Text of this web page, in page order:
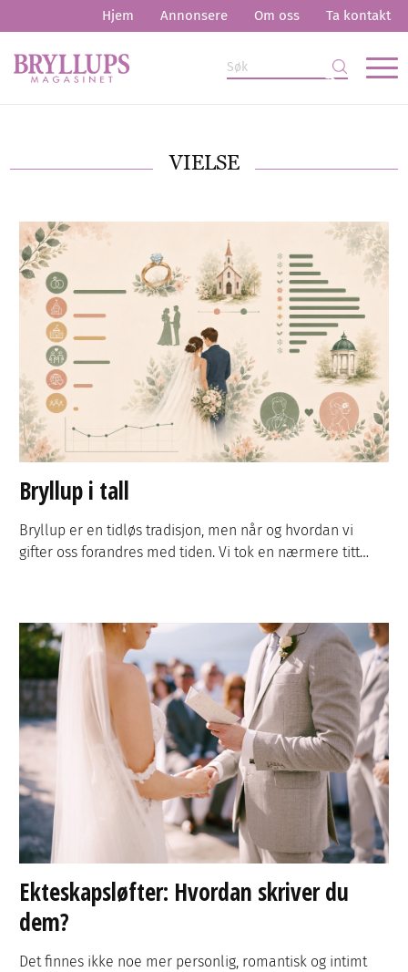
Hjem Annonsere Om oss Ta kontakt
VIELSE
Bryllup i tall
Bryllup er en tidløs tradisjon, men når og hvordan vi
gifter oss forandres med tiden. Vi tok en nærmere titt…
Ekteskapsløfter: Hvordan skriver du
dem?
Det finnes ikke noe mer personlig, romantisk og intimt